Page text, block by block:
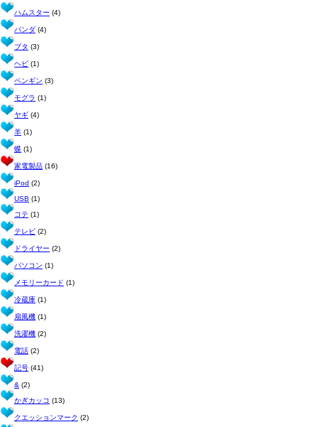
ハムスター (4)
パンダ (4)
ブタ (3)
ヘビ (1)
ペンギン (3)
モグラ (1)
ヤギ (4)
羊 (1)
蝶 (1)
家電製品 (16)
iPod (2)
USB (1)
コテ (1)
テレビ (2)
ドライヤー (2)
パソコン (1)
メモリーカード (1)
冷蔵庫 (1)
扇風機 (1)
洗濯機 (2)
電話 (2)
記号 (41)
& (2)
かぎカッコ (13)
クエッションマーク (2)